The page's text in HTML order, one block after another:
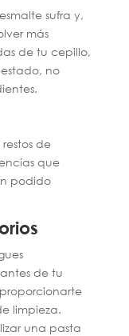
sufra y,
más
de tu cepillo,
no
de
que
podido
de tu
limpieza.
una pasta